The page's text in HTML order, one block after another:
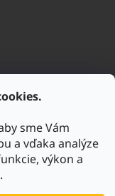
sme Vám
a vďaka analýze
výkon a
.